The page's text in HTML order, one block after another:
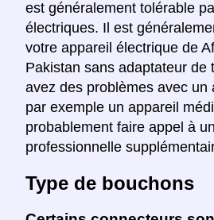
est généralement tolérable
électriques. Il est
votre appareil électrique de
Pakistan sans adaptateur de
avez des problèmes avec un
par exemple un appareil
probablement faire appel à
professionnelle
Type de bouchons